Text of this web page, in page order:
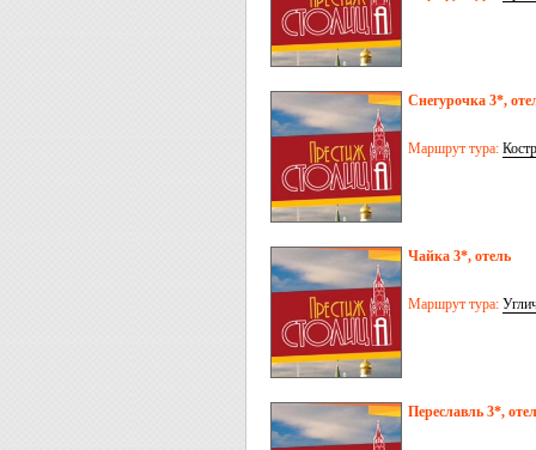
Снегурочка 3*,
Маршрут тура:
Чайка 3*, отель
Маршрут тура:
Переславль 3*,